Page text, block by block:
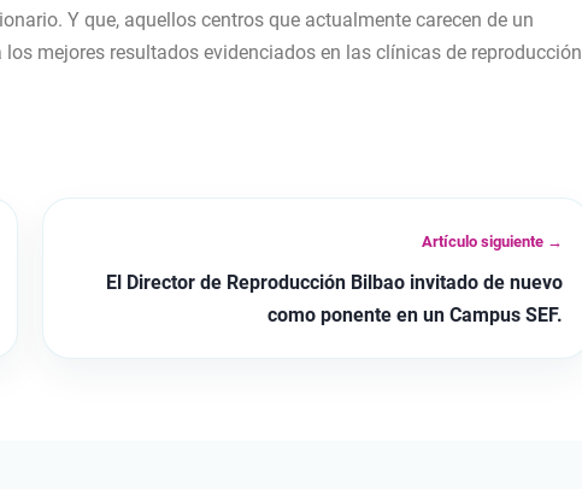
Y que, aquellos centros que actualmente carecen de un
mejores resultados evidenciados en las clínicas de reproducción
Artículo siguiente →
El Director de Reproducción Bilbao invitado de nuevo
como ponente en un Campus SEF.